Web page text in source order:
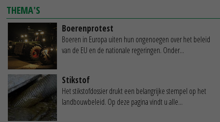
THEMA'S
Boerenprotest
Boeren in Europa uiten hun ongenoegen over het beleid
van de EU en de nationale regeringen. Onder...
Stikstof
Het stikstofdossier drukt een belangrijke stempel op het
landbouwbeleid. Op deze pagina vindt u alle...